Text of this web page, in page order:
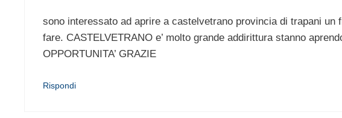
sono interessato ad aprire a castelvetrano provincia di trapani un
fare. CASTELVETRANO e’ molto grande addirittura stanno
OPPORTUNITA’ GRAZIE
Rispondi